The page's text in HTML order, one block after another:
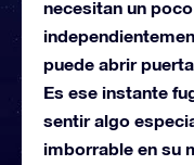
necesitan un
puede abrir
Es ese instante
sentir algo
imborrable en su